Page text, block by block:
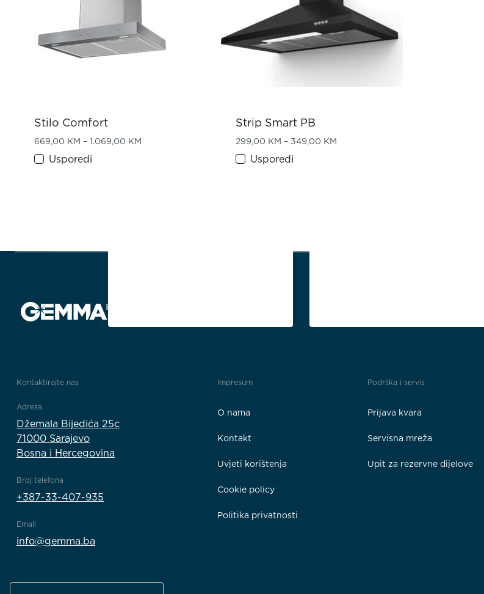
Stilo Comfort
669,00 KM – 1.069,00 KM Price range: 669,00 KM through 1.069,00 KM
Usporedi
Strip Smart PB
299,00 KM – 349,00 KM
Usporedi
Kontaktirajte nas
Adresa
Džemala Bijedića 25c
71000 Sarajevo
Bosna i Hercegovina
Broj telefona
+387-33-407-935
Email
info@gemma.ba
Impresum
O nama
Kontakt
Uvjeti korištenja
Cookie policy
Politika privatnosti
Podrška i servis
Prijava kvara
Servisna mreža
Upit za rezervne dijelove